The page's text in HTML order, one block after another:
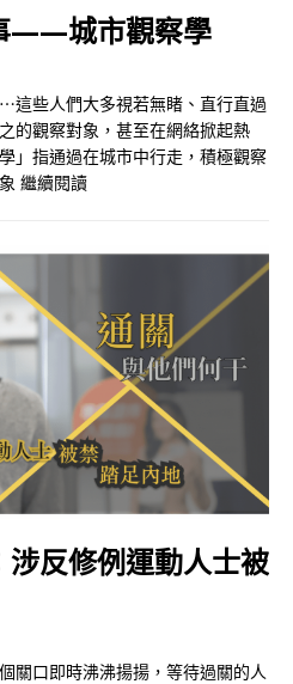
——城市觀察學
些人們大多視若無睹、直行直過
的觀察對象，甚至在網絡掀起熱
」指通過在城市中行走，積極觀察
繼續閱讀
反修例運動人士被
關口即時沸沸揚揚，等待過關的人